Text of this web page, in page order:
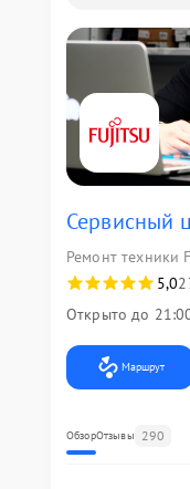
Сервисный
Ремонт техники
5,0
Открыто до
Маршрут
ОбзорОтзывы 290